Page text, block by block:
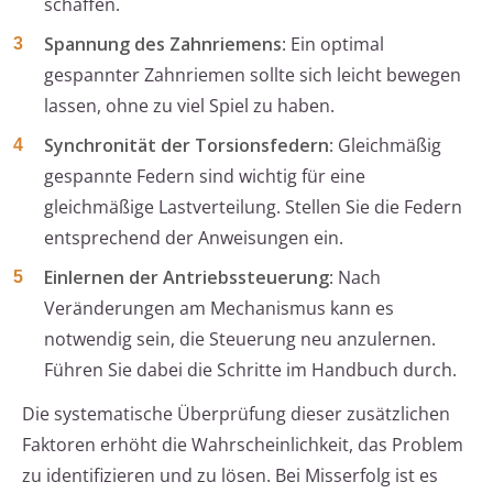
Spannung des Zahnriemens: Ein optimal
gespannter Zahnriemen sollte sich leicht bewegen
lassen, ohne zu viel Spiel zu haben.
Synchronität der Torsionsfedern: Gleichmäßig
gespannte Federn sind wichtig für eine
gleichmäßige Lastverteilung. Stellen Sie die Federn
entsprechend der Anweisungen ein.
Einlernen der Antriebssteuerung: Nach
Veränderungen am Mechanismus kann es
notwendig sein, die Steuerung neu anzulernen.
Führen Sie dabei die Schritte im Handbuch durch.
Die systematische Überprüfung dieser zusätzlichen
Faktoren erhöht die Wahrscheinlichkeit, das Problem
zu identifizieren und zu lösen. Bei Misserfolg ist es